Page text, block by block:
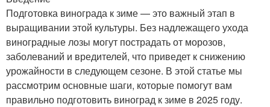
Подготовка винограда к зиме — это важный этап в
выращивании этой культуры. Без надлежащего ухода
виноградные лозы могут пострадать от морозов,
заболеваний и вредителей, что приведет к снижению
урожайности в следующем сезоне. В этой статье мы
рассмотрим основные шаги, которые помогут вам
правильно подготовить виноград к зиме в 2025 году.